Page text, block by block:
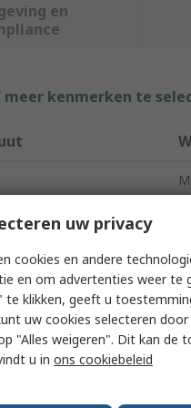
en
kenmerken te
of Shelves 4
uw privacy
cookies en andere
en om advertenties weer te
te klikken, geeft u
uw cookies selecteren
"Alles weigeren". Dit kan de
u in ons cookiebeleid